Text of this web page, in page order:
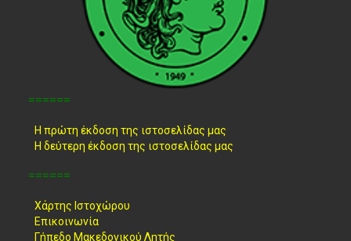
======
Η πρώτη έκδοση της ιστοσελίδας μας
Η δεύτερη έκδοση της ιστοσελίδας μας
======
Χάρτης Ιστοχώρου
Επικοινωνία
Γήπεδο Μακεδονικού Λητής